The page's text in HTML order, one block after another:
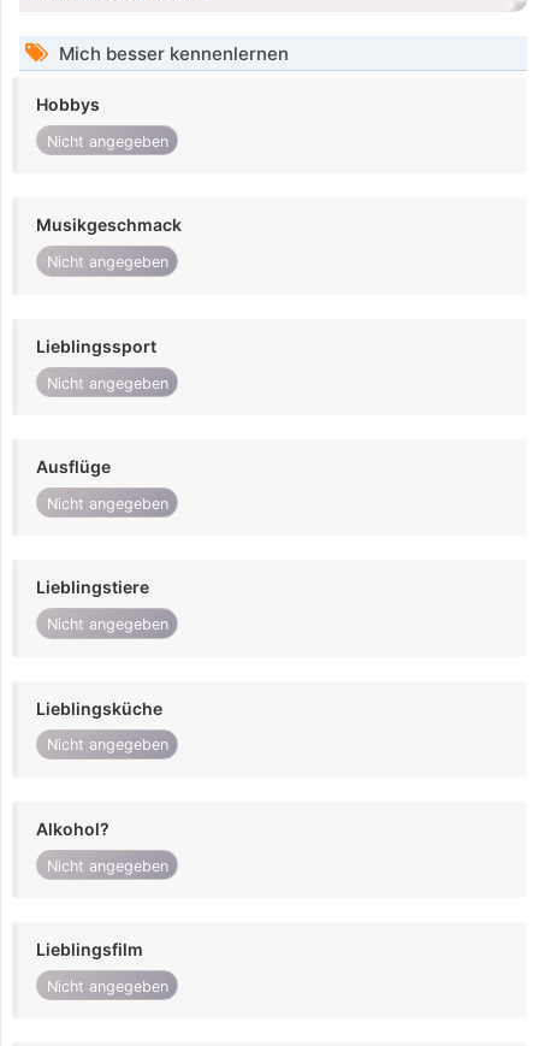
Mich besser kennenlernen
Hobbys
Nicht angegeben
Musikgeschmack
Nicht angegeben
Lieblingssport
Nicht angegeben
Ausflüge
Nicht angegeben
Lieblingstiere
Nicht angegeben
Lieblingsküche
Nicht angegeben
Alkohol?
Nicht angegeben
Lieblingsfilm
Nicht angegeben